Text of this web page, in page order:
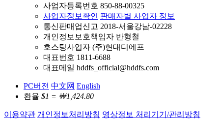
사업자등록번호 850-88-00325
사업자정보확인 판매자별 사업자 정보
통신판매업신고 2018-서울강남-02228
개인정보보호책임자 반형철
호스팅사업자 (주)현대디에프
대표번호 1811-6688
대표메일 hddfs_official@hddfs.com
PC버전 中文网 English
환율 $1 = ￦1,424.80
이용약관 개인정보처리방침 영상정보 처리기기/관리방침